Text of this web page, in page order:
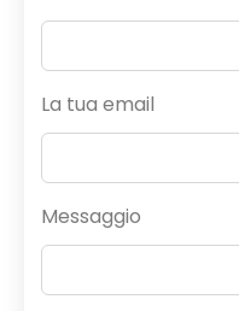
La tua email
Messaggio